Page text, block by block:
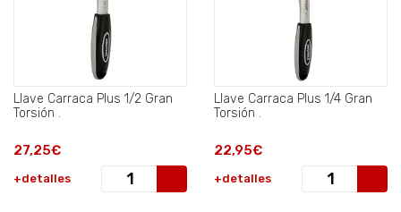
Llave Carraca Plus 1/2 Gran
Torsión .
27,25€
+detalles
Llave Carraca Plus 1/4 Gran
Torsión .
22,95€
+detalles